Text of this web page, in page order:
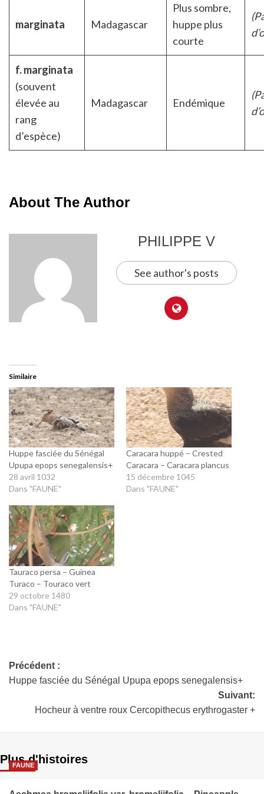
marginata Madagascar
Plus sombre,
huppe plus
courte
f. marginata
(souvent
élevée au
rang
d’espèce)
Madagascar Endémique
About The Author
PHILIPPE V
See author's posts
Similaire
Huppe fasciée du Sénégal
Upupa epops senegalensis+
28 avril 1032
Dans "FAUNE"
Caracara huppé – Crested
Caracara – Caracara plancus
15 décembre 1045
Dans "FAUNE"
Tauraco persa – Guinea
Turaco – Touraco vert
29 octobre 1480
Dans "FAUNE"
Précédent :
Huppe fasciée du Sénégal Upupa epops senegalensis+
Suivant:
Hocheur à ventre roux Cercopithecus erythrogaster +
Plus d'histoires
FAUNE